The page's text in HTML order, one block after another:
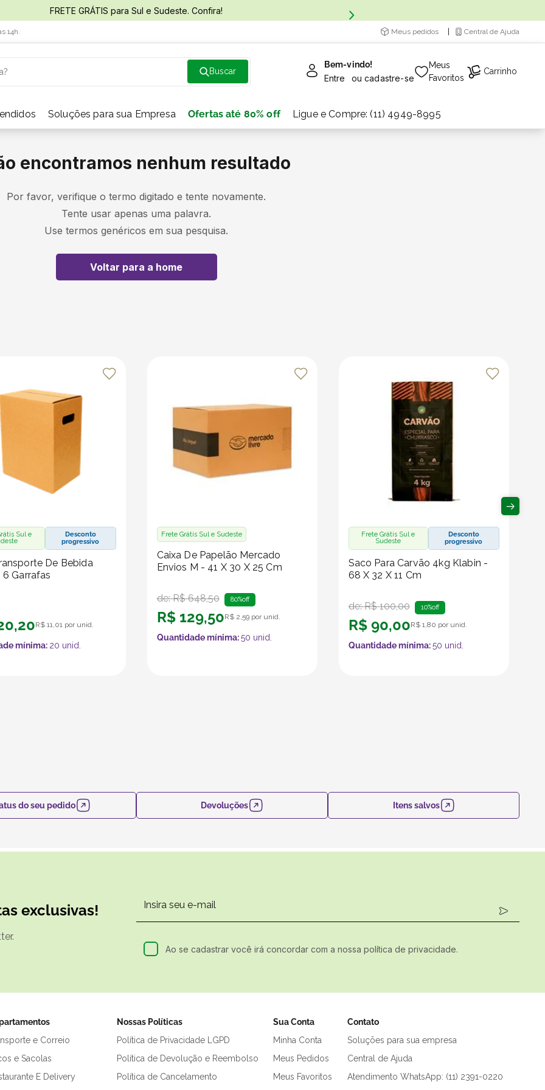
FRETE GRÁTIS para Sul e Sudeste. Confira!
14h. Meus pedidos Central de Ajuda
Bem-vindo!
Entre ou cadastre-se
Meus
Favoritos
Carrinho
Soluções para sua Empresa Ofertas até 80% off Ligue e Compre: (11) 4949-8995
encontramos nenhum resultado
Por favor, verifique o termo digitado e tente novamente.
Tente usar apenas uma palavra.
Use termos genéricos em sua pesquisa.
Voltar para a home
Sul e
Desconto
progressivo
De Bebida
6 Garrafas
,20R$ 11,01por unid.
mínima: 20 unid.
Frete Grátis Sul e Sudeste
Caixa De Papelão Mercado
Envios M - 41 X 30 X 25 Cm
de:R$ 648,50 80%off
R$ 129,50R$ 2,59por unid.
Quantidade mínima:50 unid.
Frete Grátis Sul e
Sudeste
Desconto
progressivo
Saco Para Carvão 4kg Klabin -
68 X 32 X 11 Cm
de:R$ 100,00 10%off
R$ 90,00R$ 1,80 por unid.
Quantidade mínima:50 unid.
do seu pedido Devoluções Itens salvos
exclusivas!
Ao se cadastrar você irá concordar com a nossa política de privacidade.
e Correio
e Sacolas
E Delivery
Nossas Políticas
Política de Privacidade LGPD
Política de Devolução e Reembolso
Política de Cancelamento
Sua Conta
Minha Conta
Meus Pedidos
Meus Favoritos
Contato
Soluções para sua empresa
Central de Ajuda
Atendimento WhatsApp: (11) 2391-0220